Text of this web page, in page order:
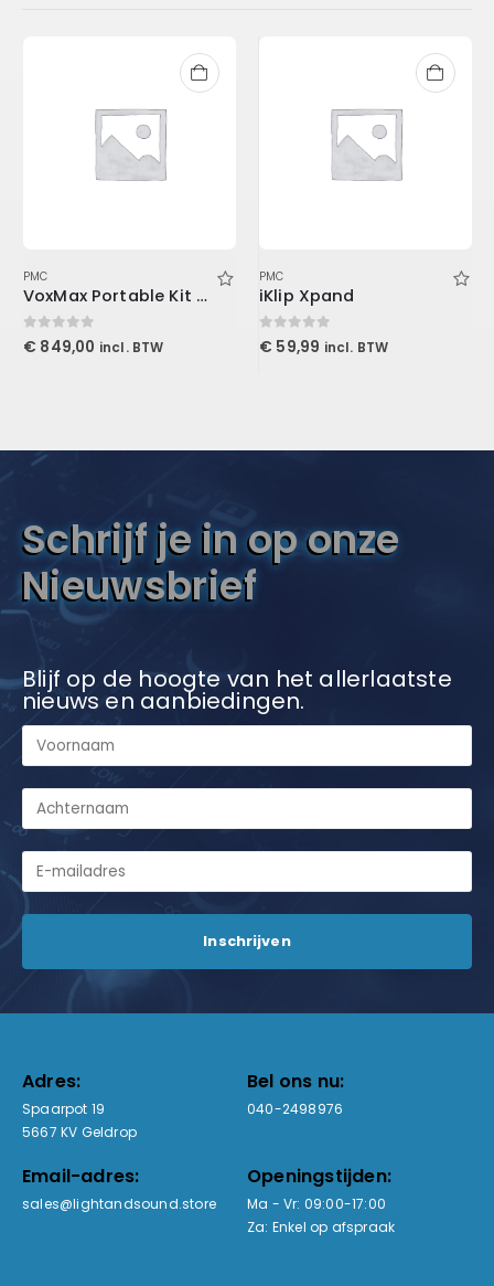
PMC
VoxMax Portable Kit 2-ProMax V2, 1-Mudguard V2, 2-Stand Mount LENRD
0out of 5
€ 849,00 incl. BTW
PMC
iKlip Xpand
0out of 5
€ 59,99 incl. BTW
Schrijf je in op onze
Nieuwsbrief
Blijf op de hoogte van het allerlaatste
nieuws en aanbiedingen.
Adres:
Spaarpot 19
5667 KV Geldrop
Bel ons nu:
040-2498976
Email-adres:
sales@lightandsound.store
Openingstijden:
Ma - Vr: 09:00-17:00
Za: Enkel op afspraak